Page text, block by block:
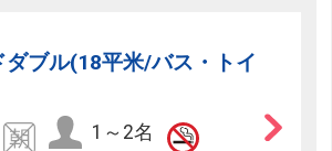
ダブル(18平米/バス・トイ
1～2名